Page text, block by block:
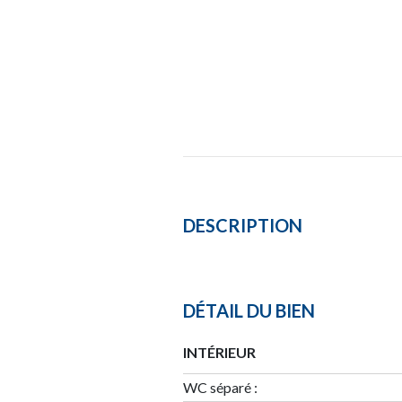
DESCRIPTION
DÉTAIL DU BIEN
INTÉRIEUR
WC séparé :